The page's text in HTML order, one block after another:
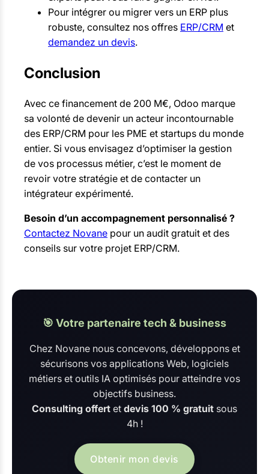
Pour intégrer ou migrer vers un ERP plus
robuste, consultez nos offres ERP/CRM et
demandez un devis.
Conclusion
Avec ce financement de 200 M€, Odoo marque
sa volonté de devenir un acteur incontournable
des ERP/CRM pour les PME et startups du monde
entier. Si vous envisagez d’optimiser la gestion
de vos processus métier, c’est le moment de
revoir votre stratégie et de contacter un
intégrateur expérimenté.
Besoin d’un accompagnement personnalisé ?
Contactez Novane pour un audit gratuit et des
conseils sur votre projet ERP/CRM.
🎯 Votre partenaire tech & business
Chez Novane nous concevons, développons et
sécurisons vos applications Web, logiciels
métiers et outils IA optimisés pour atteindre vos
objectifs business.
Consulting offert et devis 100 % gratuit sous
4h !
Obtenir mon devis